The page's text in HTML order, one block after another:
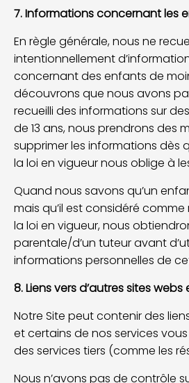
7. Informations concernant les
En règle générale, nous ne
intentionnellement
concernant des enfants de
découvrons que nous avons
recueilli des informations sur
de 13 ans, nous prendrons des
supprimer les informations dès
la loi en vigueur nous oblige à
Quand nous savons qu’un
mais qu’il est considéré
la loi en vigueur, nous
parentale/d’un tuteur avant
informations personnelles de
8. Liens vers d’autres sites webs
Notre Site peut contenir des
et certains de nos services
des services tiers (comme les
Nous n’avons pas de contrôle